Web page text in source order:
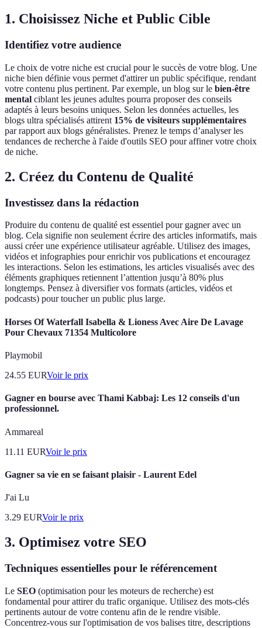
1. Choisissez Niche et Public Cible
Identifiez votre audience
Le choix de votre niche est crucial pour le succès de votre blog. Une
niche bien définie vous permet d'attirer un public spécifique, rendant
votre contenu plus pertinent. Par exemple, un blog sur le bien-être
mental ciblant les jeunes adultes pourra proposer des conseils
adaptés à leurs besoins uniques. Selon les données actuelles, les
blogs ultra spécialisés attirent 15% de visiteurs supplémentaires
par rapport aux blogs généralistes. Prenez le temps d’analyser les
tendances de recherche à l'aide d'outils SEO pour affiner votre choix
de niche.
2. Créez du Contenu de Qualité
Investissez dans la rédaction
Produire du contenu de qualité est essentiel pour gagner avec un
blog. Cela signifie non seulement écrire des articles informatifs, mais
aussi créer une expérience utilisateur agréable. Utilisez des images,
vidéos et infographies pour enrichir vos publications et encouragez
les interactions. Selon les estimations, les articles visualisés avec des
éléments graphiques retiennent l’attention jusqu’à 80% plus
longtemps. Pensez à diversifier vos formats (articles, vidéos et
podcasts) pour toucher un public plus large.
Horses Of Waterfall Isabella & Lioness Avec Aire De Lavage
Pour Chevaux 71354 Multicolore
Playmobil
24.55 EURVoir le prix
Gagner en bourse avec Thami Kabbaj: Les 12 conseils d'un
professionnel.
Ammareal
11.11 EURVoir le prix
Gagner sa vie en se faisant plaisir - Laurent Edel
J'ai Lu
3.29 EURVoir le prix
3. Optimisez votre SEO
Techniques essentielles pour le référencement
Le SEO (optimisation pour les moteurs de recherche) est
fondamental pour attirer du trafic organique. Utilisez des mots-clés
pertinents autour de votre contenu afin de le rendre visible.
Concentrez-vous sur l'optimisation de vos balises titre, descriptions